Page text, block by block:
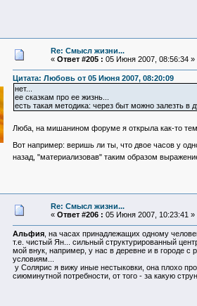
Re: Смысл жизни...
« Ответ #205 : 05 Июня 2007, 08:56:34 »
Цитата: Любовь от 05 Июня 2007, 08:20:09
нет...
ее сказкам про ее жизнь...
есть такая методика: через быт можно залезть в
Люба, на мишанином форуме я открыла как-то
Вот например: веришь ли ты, что двое часов у
назад, "материализовав" таким образом
Re: Смысл жизни...
« Ответ #206 : 05 Июня 2007, 10:23:41 »
Альфия, на часах принадлежащих одному
т.е. чистый Ян... сильный структурированный
мой внук, например, у нас в деревне и в городе
условиям...
у Солярис я вижу иные нестыковки, она плохо
сиюминутной потребности, от того - за какую